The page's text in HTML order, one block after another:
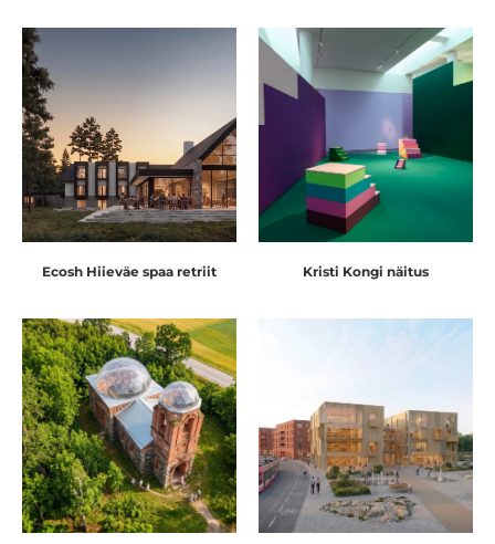
Ecosh Hiieväe spaa retriit Kristi Kongi näitus